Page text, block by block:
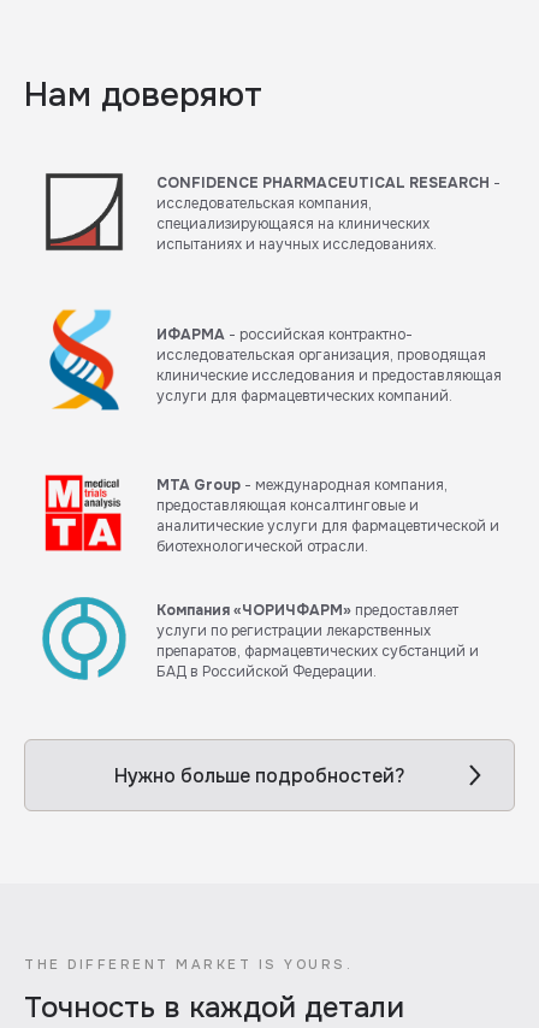
Нам доверяют
CONFIDENCE PHARMACEUTICAL RESEARCH -
исследовательская компания,
специализирующаяся на клинических
испытаниях и научных исследованиях.
ИФАРМА - российская контрактно-
исследовательская организация, проводящая
клинические исследования и предоставляющая
услуги для фармацевтических компаний.
MTA Group - международная компания,
предоставляющая консалтинговые и
аналитические услуги для фармацевтической и
биотехнологической отрасли.
Компания «ЧОРИЧФАРМ» предоставляет
услуги по регистрации лекарственных
препаратов, фармацевтических субстанций и
БАД в Российской Федерации.
Нужно больше подробностей?
THE DIFFERENT MARKET IS YOURS.
Точность в каждой детали